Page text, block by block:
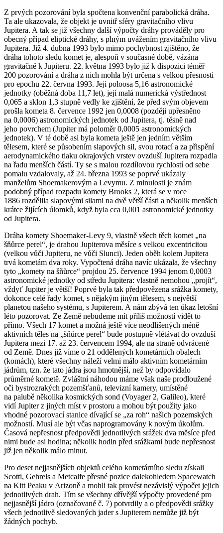
Z prvých pozorování byla spočtena konvenční parabolická dráha.
Ta ale ukazovala, že objekt je uvnitř sféry gravitačního vlivu
Jupitera. A tak se již všechny další výpočty dráhy prováděly pro
obecný případ eliptické dráhy, s plným uvážením gravitačního vlivu
Jupitera. Již 4. dubna 1993 bylo mimo pochybnost zjištěno, že
dráha tohoto sledu komet je, alespoň v současné době, vázána
gravitačně k Jupiteru. 22. května 1993 bylo již k dispozici téměř
200 pozorování a dráha z nich mohla být určena s velkou přesností
pro epochu 22. června 1993. Její poloosa 5,16 astronomické
jednotky (oběžná doba 11,7 let), její malá numerická výstřednost
0,065 a sklon 1,3 stupně vedly ke zjištění, že před svým objevem
prošla kometa 8. července 1992 jen 0,0008 (později upřesněno
na 0,0006) astronomických jednotek od Jupitera, tj. těsně nad
jeho povrchem (Jupiter má poloměr 0,0005 astronomických
jednotek). V té době asi byla kometa ještě jen jedním větším
tělesem, které se působením slapových sil, svou rotací a za přispění
aerodynamického tlaku okrajových vrstev ovzduší Jupitera rozpadla
na řadu menších částí. Ty se s malou rozdílovou rychlostí od sebe
pomalu vzdalovaly, až 24. března 1993 se poprvé ukázaly
manželům Shoemakerovým a Levymu. Z minulosti je znám
podobný případ rozpadu komety Brooks 2, která se v roce
1886 rozdělila slapovými silami na dvě větší části a několik menších
krátce žijících úlomků, když byla cca 0,001 astronomické jednotky
od Jupitera.
Dráha komety Shoemaker-Levy 9, vlastně všech těch komet „na
šňůrce perel“, je drahou Jupiterova měsíce s velkou excentricitou
(velkou vůči Jupiteru, ne vůči Slunci). Jeden oběh kolem Jupitera
trvá kometám dva roky. Vypočtená dráha navíc ukázala, že všechny
tyto „komety na šňůrce“ projdou 25. července 1994 jenom 0,0003
astronomické jednotky od středu Jupitera: vlastně nemohou „projít“,
vždyť Jupiter je větší! Poprvé byla tak předpovězena srážka komety,
dokonce celé řady komet, s nějakým jiným tělesem, s největší
planetou našeho systému, s Jupiterem. A nám zbývá ten úkaz letošní
léto pozorovat. Ze Země nebudeme mít příliš možností vidět to
přímo. Všech 17 komet a možná ještě více neodlišených méně
aktivních těles na „šňůrce perel“ bude postupně vlétávat do ovzduší
Jupitera mezi 17. až 23. červencem 1994, ale na straně odvrácené
od Země. Dnes již víme o 21 oddělených kometárních obalech
(komách), které všechny náleží velmi málo aktivním kometárním
jádrům, tzn. že tato jádra jsou hmotnější, než by odpovídalo
průměrné kometě. Zvláštní náhodou máme však naše prodloužené
oči bystrozrakých pozemšťanů, televizní kamery, umístěné
na palubě několika kosmických sond (Voyager 2, Galileo), které
vidí Jupiter z jiných míst v prostoru a mohou být použity jako
vhodné pozorovací stanice dívající se „za roh“ našich pozemských
možností. Musí ale být včas naprogramovány k novým úkolům.
Časová nepřesnost předpovědi jednotlivých srážek dva měsíce před
nimi bude asi hodina; několik hodin před srážkami bude nepřesnost
již jen několik málo minut.
Pro deset nejjasnějších objektů celého kometárního sledu získali
Scotti, Gehrels a Metcalfe přesné pozice dalekohledem Spacewatch
na Kitt Peaku v Arizoně a mohli tak provést nezávislý výpočet jejich
jednotlivých drah. Tím se všechny dřívější výpočty provedené pro
nejjasnější jádro (označované č. 7) potvrdily a o předpovědi srážky
všech jednotlivě sledovaných jader s Jupiterem nemůže již být
žádných pochyb.